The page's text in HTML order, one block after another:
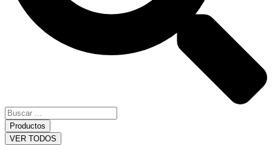
Productos
VER TODOS